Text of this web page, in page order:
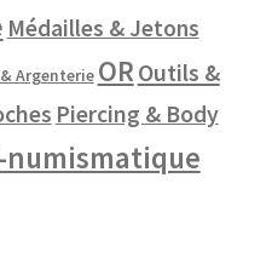
Médailles & Jetons
Argenterie OR Outils &
Piercing & Body
numismatique